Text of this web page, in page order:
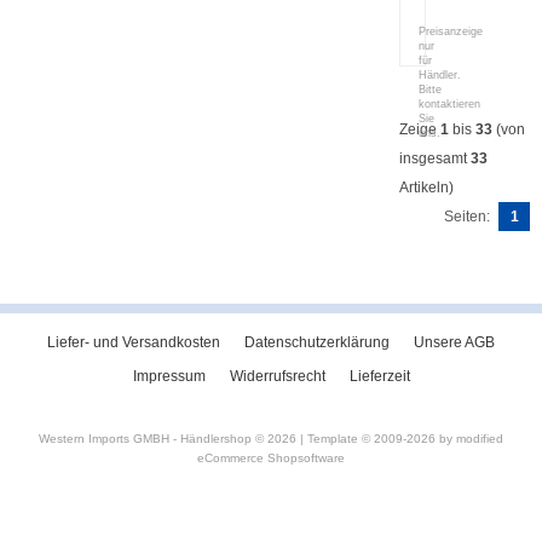
095
Preisanzeige
nur
für
Händler.
Bitte
kontaktieren
Sie
uns.
Zeige 1 bis 33 (von
insgesamt33
Artikeln)
Seiten:
1
Liefer- und Versandkosten Datenschutzerklärung
Unsere AGB
Impressum
Widerrufsrecht Lieferzeit
Western Imports GMBH - Händlershop © 2026 | Template © 2009-2026 by modified
eCommerce Shopsoftware